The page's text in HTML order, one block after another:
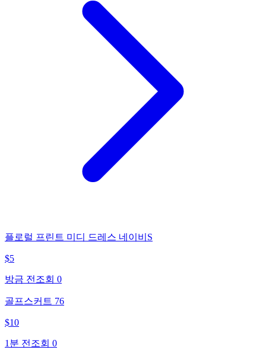
플로럴 프린트 미디 드레스 네이비S
$5
방금 전 조회 0
골프스커트 76
$10
1분 전 조회 0